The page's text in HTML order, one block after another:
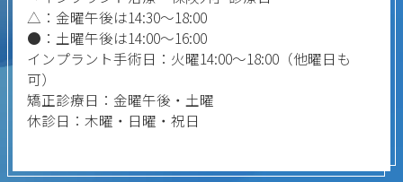
△：金曜午後は14:30～18:00
●：土曜午後は14:00～16:00
インプラント手術日：火曜14:00～18:00（他曜日も
可）
矯正診療日：金曜午後・土曜
休診日：木曜・日曜・祝日